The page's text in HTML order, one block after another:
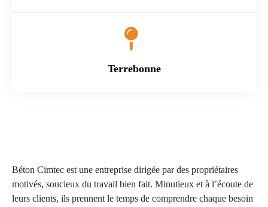
Terrebonne
Béton Cimtec est une entreprise dirigée par des propriétaires
motivés, soucieux du travail bien fait. Minutieux et à l’écoute de
leurs clients, ils prennent le temps de comprendre chaque besoin